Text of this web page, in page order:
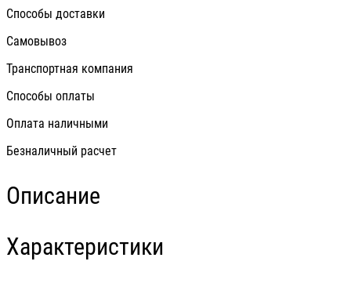
Способы доставки
Самовывоз
Транспортная компания
Способы оплаты
Оплата наличными
Безналичный расчет
Описание
Характеристики